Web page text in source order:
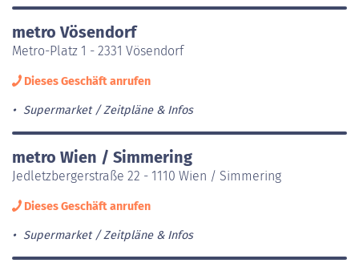
metro Vösendorf
Metro-Platz 1 - 2331 Vösendorf
Dieses Geschäft anrufen
Supermarket Zeitpläne & Infos
metro Wien / Simmering
Jedletzbergerstraße 22 - 1110 Wien / Simmering
Dieses Geschäft anrufen
Supermarket Zeitpläne & Infos